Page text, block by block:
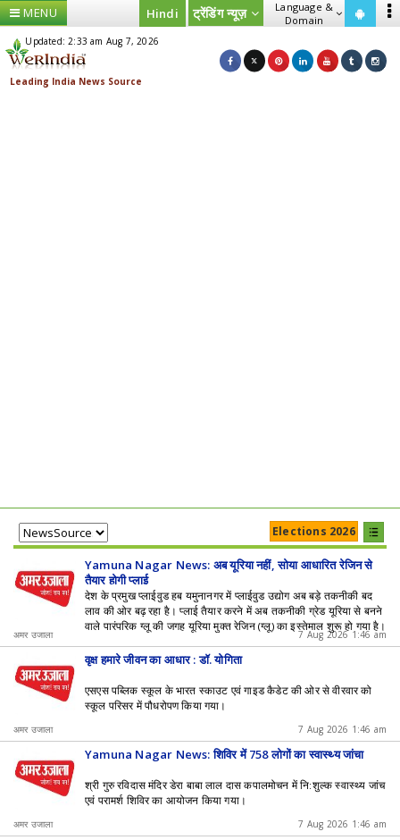
MENU Hindi ट्रेंडिंग न्यूज़
Language &
Domain
Updated: 2:33 am Aug 7, 2026
Elections 2026
Yamuna Nagar News: अब यूरिया नहीं, सोया आधारित रेजिन से
तैयार होगी प्लाई
देश के प्रमुख प्लाईवुड हब यमुनानगर में प्लाईवुड उद्योग अब बड़े तकनीकी बद
लाव की ओर बढ़ रहा है। प्लाई तैयार करने में अब तकनीकी ग्रेड यूरिया से बनने
वाले पारंपरिक ग्लू की जगह यूरिया मुक्त रेजिन (ग्लू) का इस्तेमाल शुरू हो गया है।
अमर उजाला 7 Aug 2026 1:46 am
वृक्ष हमारे जीवन का आधार : डॉ. योगिता
एसएस पब्लिक स्कूल के भारत स्काउट एवं गाइड कैडेट की ओर से वीरवार को
स्कूल परिसर में पौधरोपण किया गया।
अमर उजाला 7 Aug 2026 1:46 am
Yamuna Nagar News: शिविर में 758 लोगों का स्वास्थ्य जांचा
श्री गुरु रविदास मंदिर डेरा बाबा लाल दास कपालमोचन में नि:शुल्क स्वास्थ्य जांच
एवं परामर्श शिविर का आयोजन किया गया।
अमर उजाला 7 Aug 2026 1:46 am